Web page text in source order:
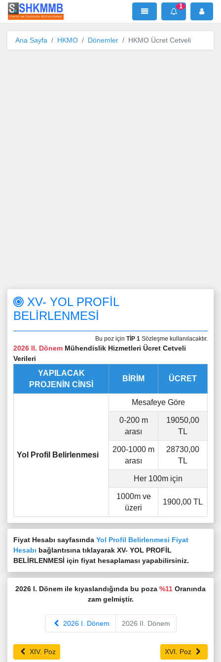
SHKMMB MenÜ Mesaj
1
Ana Sayfa HKMO Dönemler HKMO Ücret Cetveli
XV- YOL PROFİL
BELİRLENMESİ
Bu poz için TİP 1 Sözleşme kullanılacaktır.
2026 II. Dönem Mühendislik Hizmetleri Ücret Cetveli
Verileri
YAPILACAK
PROJENİN CİNSİ
BİRİM ÜCRET
Yol Profil Belirlenmesi
Mesafeye Göre
0-200 m
arası
19050,00
TL
200-1000 m
arası
28730,00
TL
Her 100m için
1000m ve
üzeri
1900,00 TL
Fiyat Hesabı sayfasında Yol Profil Belirlenmesi Fiyat
Hesabı bağlantısına tıklayarak XV- YOL PROFİL
BELİRLENMESİ için fiyat hesaplaması yapabilirsiniz.
2026 I. Dönem ile kıyaslandığında bu poza %11 Oranında
zam gelmiştir.
2026 I. Dönem 2026 II. Dönem
XIV. Poz XVI. Poz